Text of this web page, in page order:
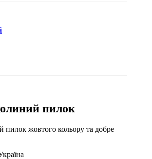
пилок
жовтого кольору та добре